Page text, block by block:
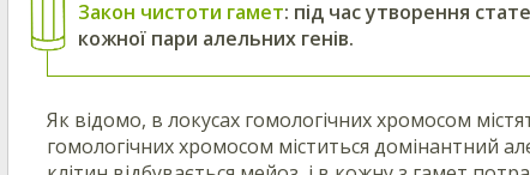
Закон чистоти гамет: під час утворення
кожної пари алельних генів.
Як відомо, в локусах гомологічних хромосом
гомологічних хромосом міститься домінантний